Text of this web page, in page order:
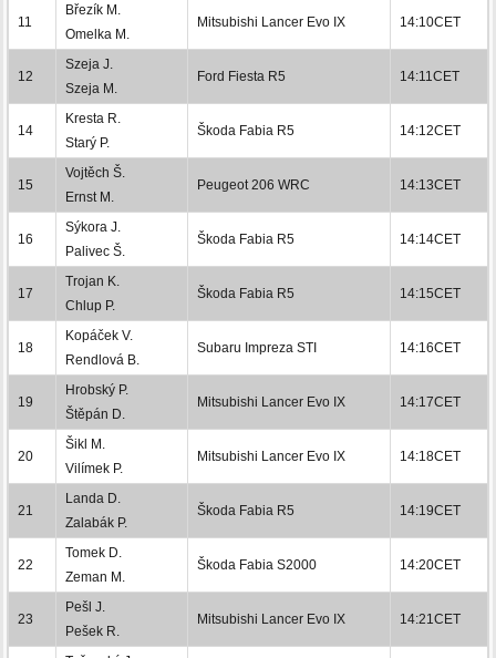
11
Březík M.
Omelka M.
Mitsubishi Lancer Evo IX 14:10CET
12
Szeja J.
Szeja M.
Ford Fiesta R5 14:11CET
14
Kresta R.
Starý P.
Škoda Fabia R5 14:12CET
15
Vojtěch Š.
Ernst M.
Peugeot 206 WRC 14:13CET
16
Sýkora J.
Palivec Š.
Škoda Fabia R5 14:14CET
17
Trojan K.
Chlup P.
Škoda Fabia R5 14:15CET
18
Kopáček V.
Rendlová B.
Subaru Impreza STI 14:16CET
19
Hrobský P.
Štěpán D.
Mitsubishi Lancer Evo IX 14:17CET
20
Šikl M.
Vilímek P.
Mitsubishi Lancer Evo IX 14:18CET
21
Landa D.
Zalabák P.
Škoda Fabia R5 14:19CET
22
Tomek D.
Zeman M.
Škoda Fabia S2000 14:20CET
23
Pešl J.
Pešek R.
Mitsubishi Lancer Evo IX 14:21CET